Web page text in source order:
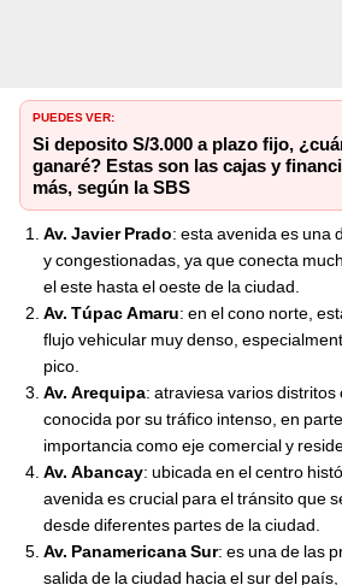
PUEDES VER:
Si deposito S/3.000 a plazo fijo,
ganaré? Estas son las cajas y
más, según la SBS
Av. Javier Prado: esta avenida es una
y congestionadas, ya que conecta
el este hasta el oeste de la ciudad.
Av. Túpac Amaru: en el cono norte,
flujo vehicular muy denso,
pico.
Av. Arequipa: atraviesa varios
conocida por su tráfico intenso, en
importancia como eje comercial y
Av. Abancay: ubicada en el centro
avenida es crucial para el tránsito que
desde diferentes partes de la ciudad.
Av. Panamericana Sur: es una de las
salida de la ciudad hacia el sur del